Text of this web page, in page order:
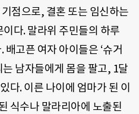
점으로, 결혼 또는 임신하는
다. 말라위 주민들의 하루
고픈 여자 아이들은 ‘슈거
남자들에게 몸을 팔고, 1달
다. 이른 나이에 엄마가 된 이
식수나 말라리아에 노출된